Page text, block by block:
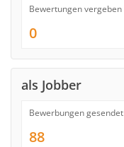
Bewertungen vergeben
0
als Jobber
Bewerbungen gesendet
88